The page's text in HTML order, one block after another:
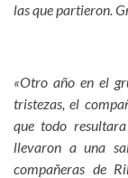
las que partieron.
«Otro año en el
tristezas, el
que todo
llevaron a una
compañeras de